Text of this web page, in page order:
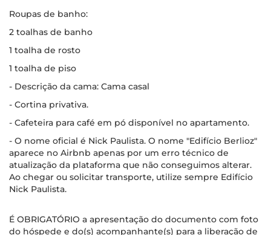
Roupas de banho:
2 toalhas de banho
1 toalha de rosto
1 toalha de piso
- Descrição da cama: Cama casal
- Cortina privativa.
- Cafeteira para café em pó disponível no apartamento.
- O nome oficial é Nick Paulista. O nome "Edifício Berlioz"
aparece no Airbnb apenas por um erro técnico de
atualização da plataforma que não conseguimos alterar.
Ao chegar ou solicitar transporte, utilize sempre Edifício
Nick Paulista.
É OBRIGATÓRIO a apresentação do documento com foto
do hóspede e do(s) acompanhante(s) para a liberação de